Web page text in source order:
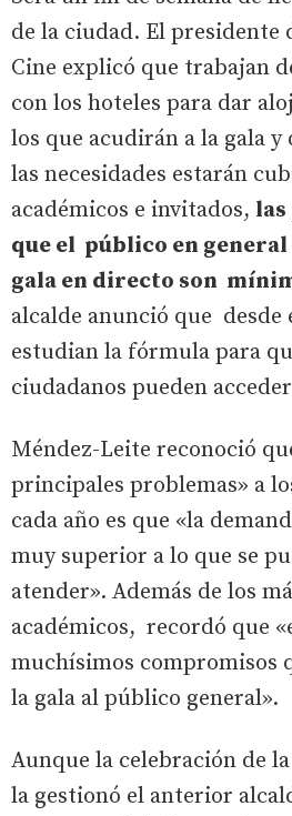
de la ciudad. El presidente
Cine explicó que trabajan
con los hoteles para dar
los que acudirán a la gala
las necesidades estarán
académicos e invitados,
que el público en general
gala en directo son
alcalde anunció que desde
estudian la fórmula para
ciudadanos pueden
Méndez-Leite reconoció
principales problemas» a
cada año es que «la
muy superior a lo que se
atender». Además de los
académicos, recordó que
muchísimos compromisos
la gala al público general».
Aunque la celebración de
la gestionó el anterior